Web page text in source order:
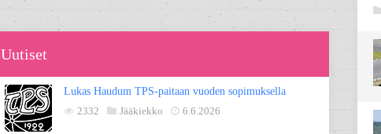
Uutiset
Lukas Haudum TPS-paitaan vuoden sopimuksella
2332
Jääkiekko 6.6.2026